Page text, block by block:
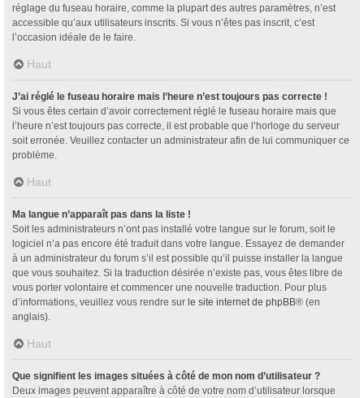
réglage du fuseau horaire, comme la plupart des autres paramètres, n’est
accessible qu’aux utilisateurs inscrits. Si vous n’êtes pas inscrit, c’est
l’occasion idéale de le faire.
Haut
J’ai réglé le fuseau horaire mais l’heure n’est toujours pas correcte !
Si vous êtes certain d’avoir correctement réglé le fuseau horaire mais que
l’heure n’est toujours pas correcte, il est probable que l’horloge du serveur
soit erronée. Veuillez contacter un administrateur afin de lui communiquer ce
problème.
Haut
Ma langue n’apparaît pas dans la liste !
Soit les administrateurs n’ont pas installé votre langue sur le forum, soit le
logiciel n’a pas encore été traduit dans votre langue. Essayez de demander
à un administrateur du forum s’il est possible qu’il puisse installer la langue
que vous souhaitez. Si la traduction désirée n’existe pas, vous êtes libre de
vous porter volontaire et commencer une nouvelle traduction. Pour plus
d’informations, veuillez vous rendre sur le site internet de phpBB® (en
anglais).
Haut
Que signifient les images situées à côté de mon nom d’utilisateur ?
Deux images peuvent apparaître à côté de votre nom d’utilisateur lorsque